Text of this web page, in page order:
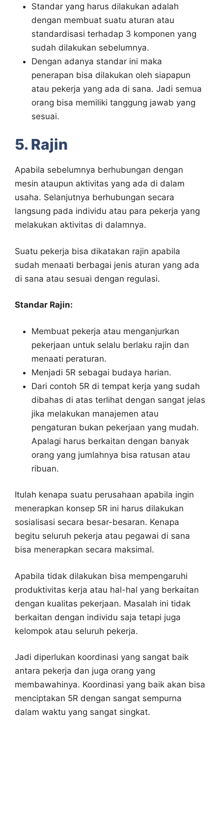
Standar yang harus dilakukan adalah
dengan membuat suatu aturan atau
standardisasi terhadap 3 komponen yang
sudah dilakukan sebelumnya.
Dengan adanya standar ini maka
penerapan bisa dilakukan oleh siapapun
atau pekerja yang ada di sana. Jadi semua
orang bisa memiliki tanggung jawab yang
sesuai.
5. Rajin
Apabila sebelumnya berhubungan dengan
mesin ataupun aktivitas yang ada di dalam
usaha. Selanjutnya berhubungan secara
langsung pada individu atau para pekerja yang
melakukan aktivitas di dalamnya.
Suatu pekerja bisa dikatakan rajin apabila
sudah menaati berbagai jenis aturan yang ada
di sana atau sesuai dengan regulasi.
Standar Rajin:
Membuat pekerja atau menganjurkan
pekerjaan untuk selalu berlaku rajin dan
menaati peraturan.
Menjadi 5R sebagai budaya harian.
Dari contoh 5R di tempat kerja yang sudah
dibahas di atas terlihat dengan sangat jelas
jika melakukan manajemen atau
pengaturan bukan pekerjaan yang mudah.
Apalagi harus berkaitan dengan banyak
orang yang jumlahnya bisa ratusan atau
ribuan.
Itulah kenapa suatu perusahaan apabila ingin
menerapkan konsep 5R ini harus dilakukan
sosialisasi secara besar-besaran. Kenapa
begitu seluruh pekerja atau pegawai di sana
bisa menerapkan secara maksimal.
Apabila tidak dilakukan bisa mempengaruhi
produktivitas kerja atau hal-hal yang berkaitan
dengan kualitas pekerjaan. Masalah ini tidak
berkaitan dengan individu saja tetapi juga
kelompok atau seluruh pekerja.
Jadi diperlukan koordinasi yang sangat baik
antara pekerja dan juga orang yang
membawahinya. Koordinasi yang baik akan bisa
menciptakan 5R dengan sangat sempurna
dalam waktu yang sangat singkat.